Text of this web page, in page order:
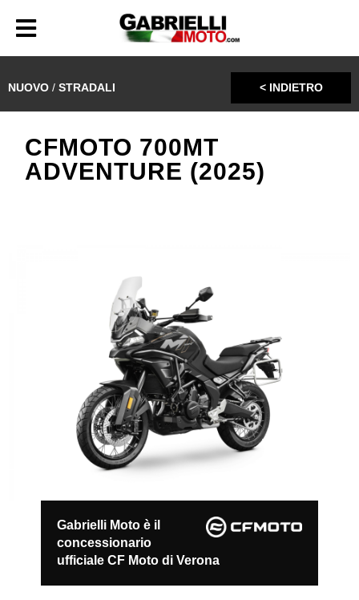
NUOVO / STRADALI < INDIETRO
CFMOTO 700MT
ADVENTURE (2025)
Gabrielli Moto è il
concessionario
ufficiale CF Moto di Verona